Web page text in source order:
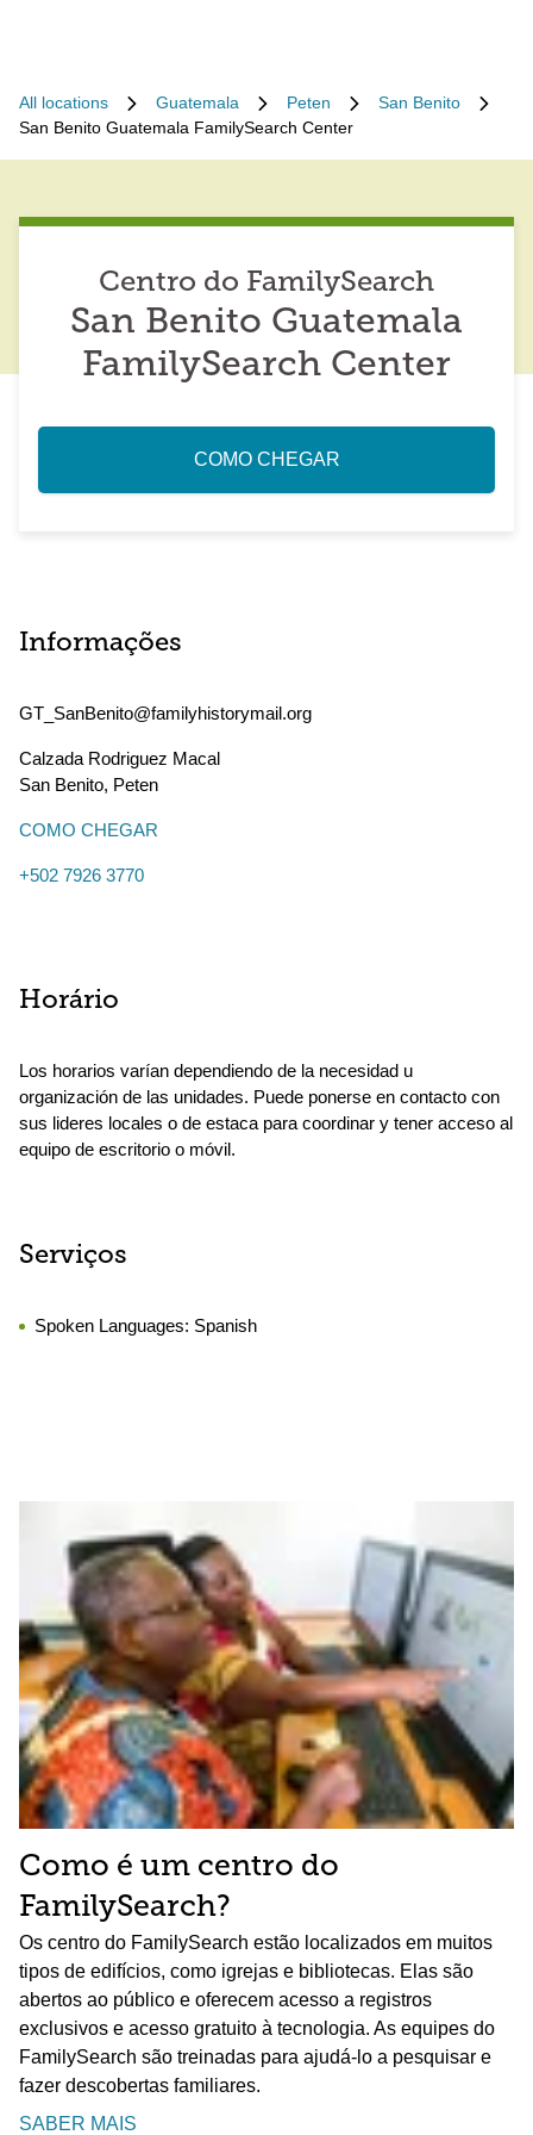
All locations Guatemala Peten
San Benito
San Benito Guatemala FamilySearch Center
Centro do FamilySearch
San Benito Guatemala
FamilySearch Center
COMO CHEGAR
Informações
GT_SanBenito@familyhistorymail.org
Calzada Rodriguez Macal
San Benito, Peten
COMO CHEGAR
+502 7926 3770
Horário
Los horarios varían dependiendo de la necesidad u
organización de las unidades. Puede ponerse en contacto con
sus lideres locales o de estaca para coordinar y tener acceso al
equipo de escritorio o móvil.
Serviços
Spoken Languages: Spanish
Como é um centro do
FamilySearch?
Os centro do FamilySearch estão localizados em muitos
tipos de edifícios, como igrejas e bibliotecas. Elas são
abertos ao público e oferecem acesso a registros
exclusivos e acesso gratuito à tecnologia. As equipes do
FamilySearch são treinadas para ajudá-lo a pesquisar e
fazer descobertas familiares.
SABER MAIS